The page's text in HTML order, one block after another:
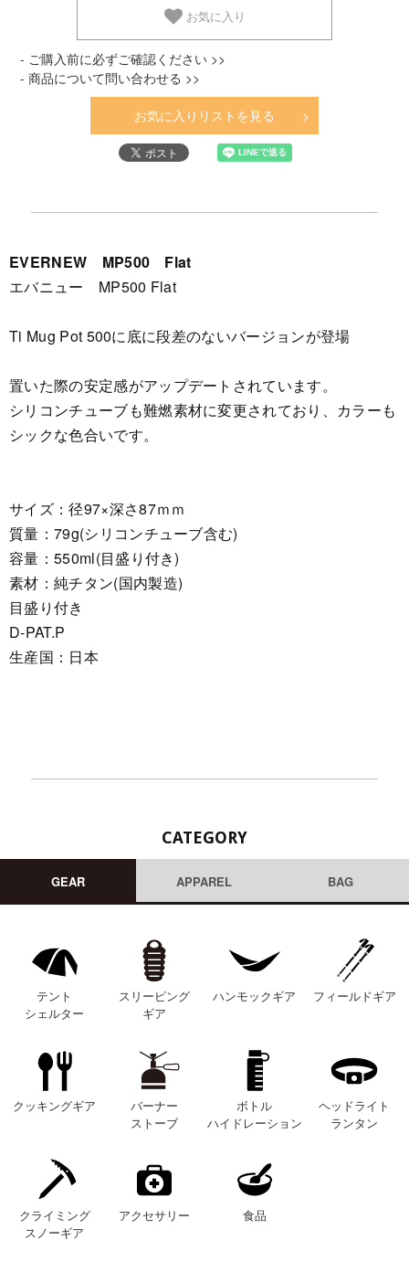
お気に入り
- ご購入前に必ずご確認ください >>
- 商品について問い合わせる >>
お気に入りリストを見る
EVERNEW MP500 Flat
エバニュー MP500 Flat
Ti Mug Pot 500に底に段差のないバージョンが登場
置いた際の安定感がアップデートされています。
シリコンチューブも難燃素材に変更されており、カラーも
シックな色合いです。
サイズ：径97×深さ87ｍｍ
質量：79g(シリコンチューブ含む)
容量：550ml(目盛り付き)
素材：純チタン(国内製造)
目盛り付き
D-PAT.P
生産国：日本
CATEGORY
GEAR APPAREL BAG
テント
シェルター
スリーピング
ギア
ハンモックギア フィールドギア
クッキングギア
バーナー
ストーブ
ボトル
ハイドレーション
ヘッドライト
ランタン
クライミング
スノーギア
アクセサリー 食品